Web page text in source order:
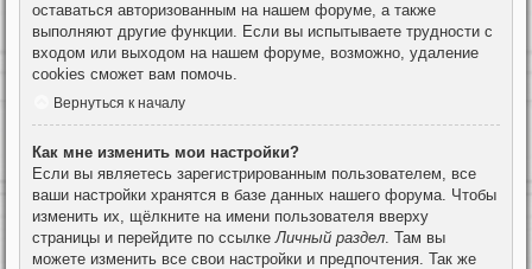
оставаться авторизованным на нашем форуме, а также
выполняют другие функции. Если вы испытываете трудности с
входом или выходом на нашем форуме, возможно, удаление
cookies сможет вам помочь.
Вернуться к началу
Как мне изменить мои настройки?
Если вы являетесь зарегистрированным пользователем, все
ваши настройки хранятся в базе данных нашего форума. Чтобы
изменить их, щёлкните на имени пользователя вверху
страницы и перейдите по ссылке Личный раздел . Там вы
можете изменить все свои настройки и предпочтения. Так же